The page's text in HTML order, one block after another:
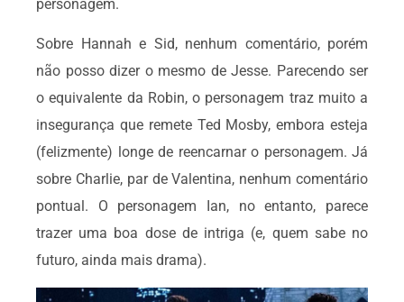
personagem.
Sobre Hannah e Sid, nenhum comentário, porém
não posso dizer o mesmo de Jesse. Parecendo ser
o equivalente da Robin, o personagem traz muito a
insegurança que remete Ted Mosby, embora esteja
(felizmente) longe de reencarnar o personagem. Já
sobre Charlie, par de Valentina, nenhum comentário
pontual. O personagem Ian, no entanto, parece
trazer uma boa dose de intriga (e, quem sabe no
futuro, ainda mais drama).